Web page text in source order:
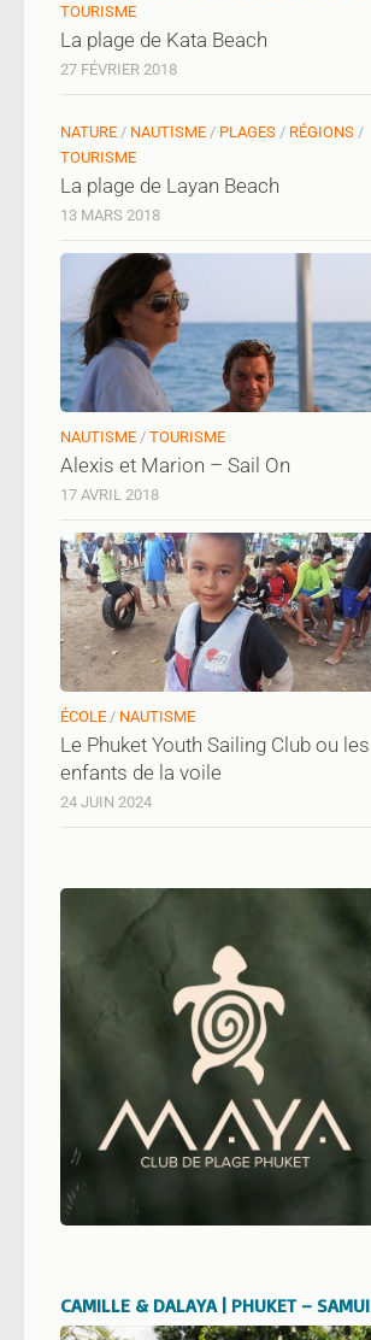
TOURISME
La plage de Kata Beach
27 FÉVRIER 2018
NATURE / NAUTISME / PLAGES / RÉGIONS /
TOURISME
La plage de Layan Beach
13 MARS 2018
NAUTISME / TOURISME
Alexis et Marion – Sail On
17 AVRIL 2018
ÉCOLE / NAUTISME
Le Phuket Youth Sailing Club ou les
enfants de la voile
24 JUIN 2024
CAMILLE & DALAYA | PHUKET – SAMUI